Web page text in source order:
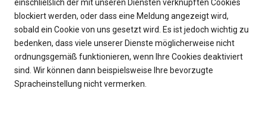
einschließlich der mit unseren Diensten verknüpften Cookies
blockiert werden, oder dass eine Meldung angezeigt wird,
sobald ein Cookie von uns gesetzt wird. Es ist jedoch wichtig zu
bedenken, dass viele unserer Dienste möglicherweise nicht
ordnungsgemäß funktionieren, wenn Ihre Cookies deaktiviert
sind. Wir können dann beispielsweise Ihre bevorzugte
Spracheinstellung nicht vermerken.